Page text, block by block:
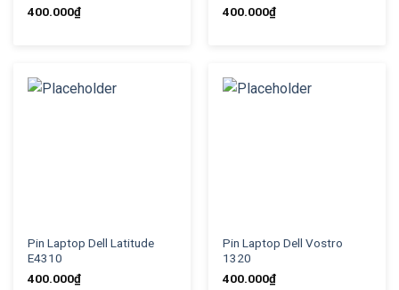
400.000₫
400.000₫
Pin Laptop Dell Latitude
E4310
400.000₫
Pin Laptop Dell Vostro
1320
400.000₫